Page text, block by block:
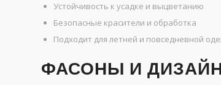
Устойчивость к усадке и выцветанию
Безопасные красители и обработка
Подходит для летней и повседневной
ФАСОНЫ И